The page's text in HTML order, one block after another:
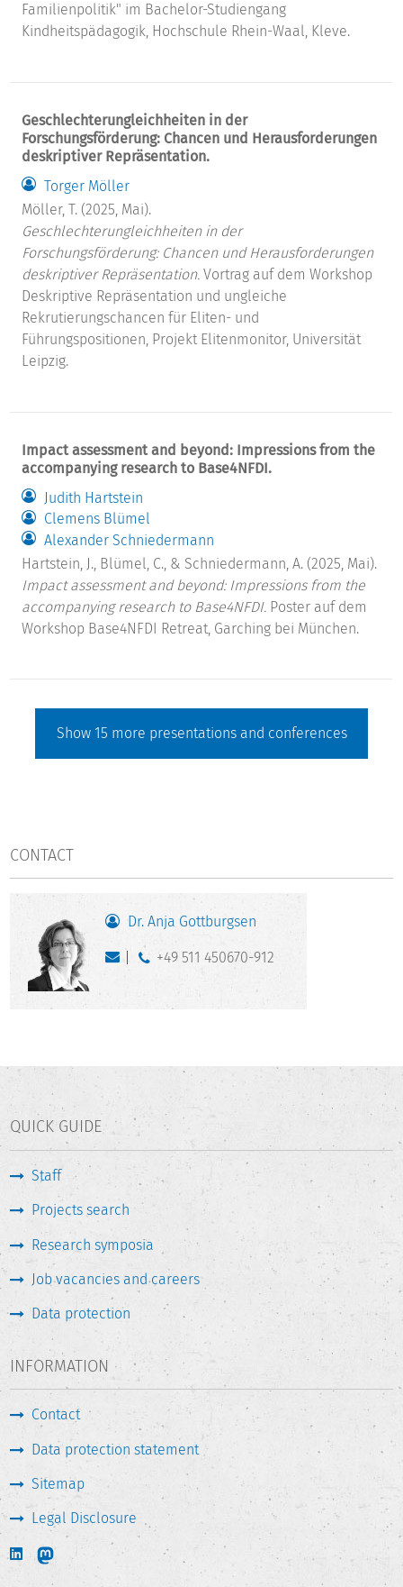
Familienpolitik" im Bachelor-Studiengang
Kindheitspädagogik, Hochschule Rhein-Waal, Kleve.
Geschlechterungleichheiten in der
Forschungsförderung: Chancen und Herausforderungen
deskriptiver Repräsentation.
Torger Möller
Möller, T. (2025, Mai).
Geschlechterungleichheiten in der
Forschungsförderung: Chancen und Herausforderungen
deskriptiver Repräsentation. Vortrag auf dem Workshop
Deskriptive Repräsentation und ungleiche
Rekrutierungschancen für Eliten- und
Führungspositionen, Projekt Elitenmonitor, Universität
Leipzig.
Impact assessment and beyond: Impressions from the
accompanying research to Base4NFDI.
Judith Hartstein
Clemens Blümel
Alexander Schniedermann
Hartstein, J., Blümel, C., & Schniedermann, A. (2025, Mai).
Impact assessment and beyond: Impressions from the
accompanying research to Base4NFDI. Poster auf dem
Workshop Base4NFDI Retreat, Garching bei München.
Show 15 more presentations and conferences
CONTACT
Dr. Anja Gottburgsen
+49 511 450670-912
QUICK GUIDE
Staff
Projects search
Research symposia
Job vacancies and careers
Data protection
INFORMATION
Contact
Data protection statement
Sitemap
Legal Disclosure